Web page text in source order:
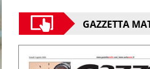
GAZZETTA